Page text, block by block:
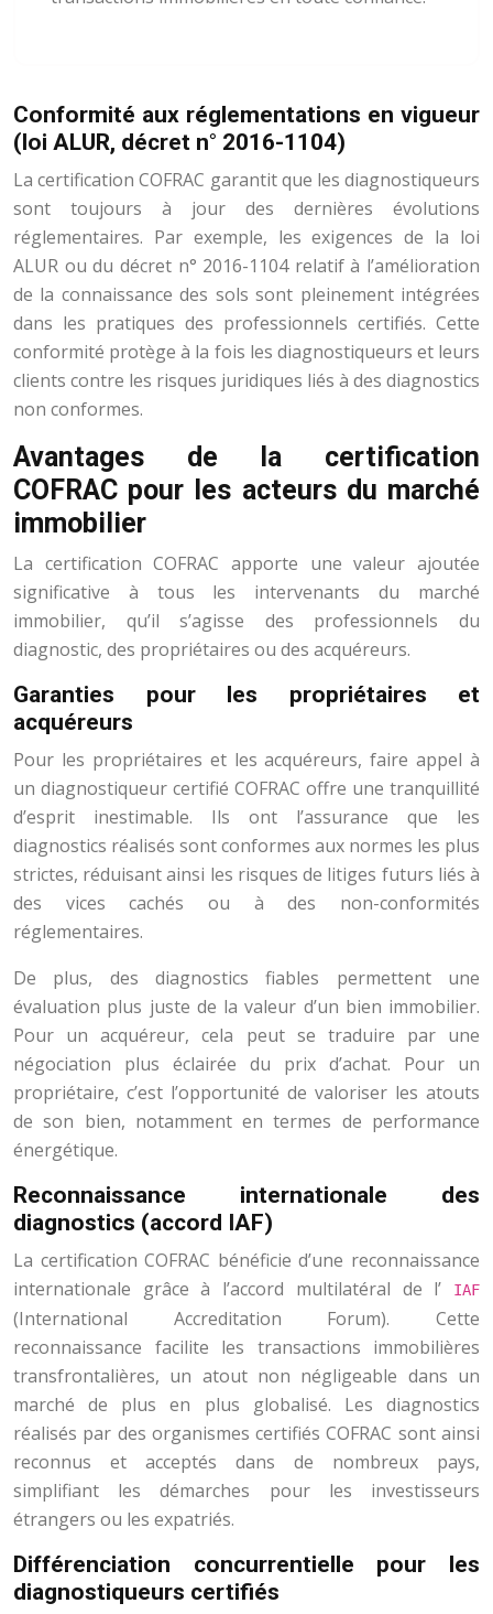
Conformité aux réglementations en vigueur
(loi ALUR, décret n° 2016-1104)
La certification COFRAC garantit que les diagnostiqueurs
sont toujours à jour des dernières évolutions
réglementaires. Par exemple, les exigences de la loi
ALUR ou du décret n° 2016-1104 relatif à l’amélioration
de la connaissance des sols sont pleinement intégrées
dans les pratiques des professionnels certifiés. Cette
conformité protège à la fois les diagnostiqueurs et leurs
clients contre les risques juridiques liés à des diagnostics
non conformes.
Avantages de la certification
COFRAC pour les acteurs du marché
immobilier
La certification COFRAC apporte une valeur ajoutée
significative à tous les intervenants du marché
immobilier, qu’il s’agisse des professionnels du
diagnostic, des propriétaires ou des acquéreurs.
Garanties pour les propriétaires et
acquéreurs
Pour les propriétaires et les acquéreurs, faire appel à
un diagnostiqueur certifié COFRAC offre une tranquillité
d’esprit inestimable. Ils ont l’assurance que les
diagnostics réalisés sont conformes aux normes les plus
strictes, réduisant ainsi les risques de litiges futurs liés à
des vices cachés ou à des non-conformités
réglementaires.
De plus, des diagnostics fiables permettent une
évaluation plus juste de la valeur d’un bien immobilier.
Pour un acquéreur, cela peut se traduire par une
négociation plus éclairée du prix d’achat. Pour un
propriétaire, c’est l’opportunité de valoriser les atouts
de son bien, notamment en termes de performance
énergétique.
Reconnaissance internationale des
diagnostics (accord IAF)
La certification COFRAC bénéficie d’une reconnaissance
internationale grâce à l’accord multilatéral de l’
IAF
(International Accreditation Forum). Cette
reconnaissance facilite les transactions immobilières
transfrontalières, un atout non négligeable dans un
marché de plus en plus globalisé. Les diagnostics
réalisés par des organismes certifiés COFRAC sont ainsi
reconnus et acceptés dans de nombreux pays,
simplifiant les démarches pour les investisseurs
étrangers ou les expatriés.
Différenciation concurrentielle pour les
diagnostiqueurs certifiés